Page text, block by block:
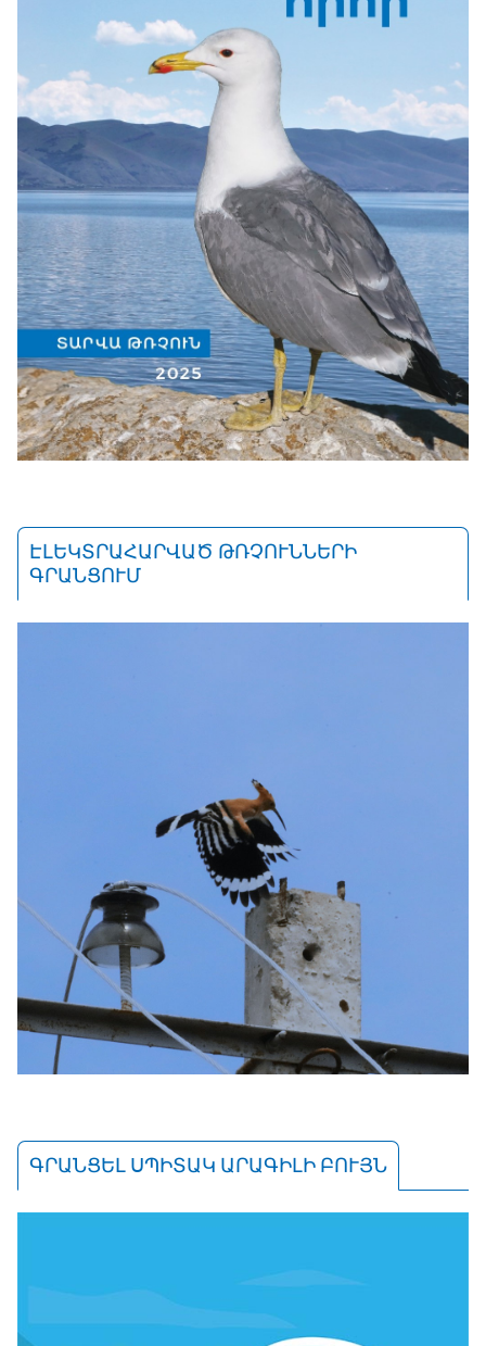
ԷԼԵԿՏՐԱՀԱՐՎԱԾ ԹՌՉՈՒՆՆԵՐԻ
ԳՐԱՆՑՈՒՄ
ԳՐԱՆՑԵԼ ՍՊԻՏԱԿ ԱՐԱԳԻԼԻ ԲՈՒՅՆ